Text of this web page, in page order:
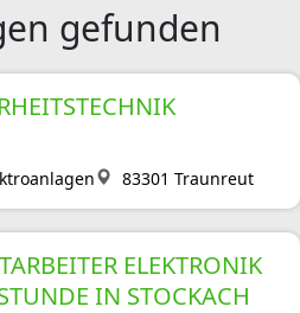
gefunden
83301 Traunreut
ELEKTRONIK
IN STOCKACH